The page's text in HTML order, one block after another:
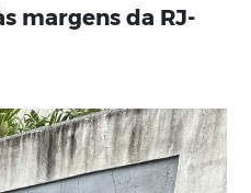
margens da RJ-